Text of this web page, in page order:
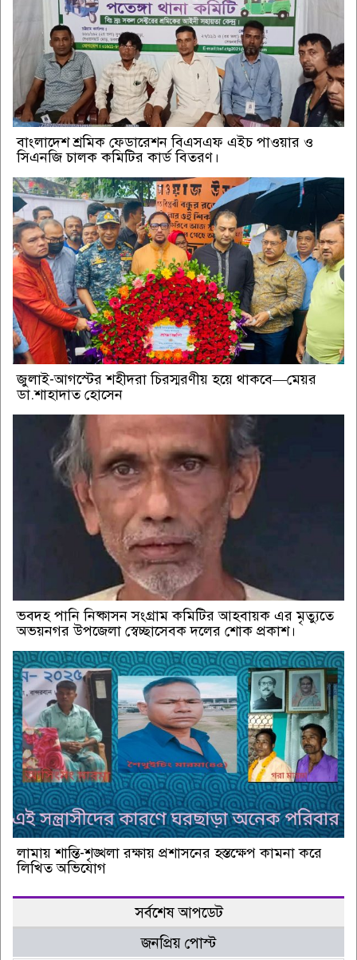
বাংলাদেশ শ্রমিক ফেডারেশন বিএসএফ এইচ পাওয়ার ও
সিএনজি চালক কমিটির কার্ড বিতরণ।
জুলাই-আগস্টের শহীদরা চিরস্মরণীয় হয়ে থাকবে—মেয়র
ডা.শাহাদাত হোসেন
ভবদহ পানি নিষ্কাসন সংগ্রাম কমিটির আহবায়ক এর মৃত্যুতে
অভয়নগর উপজেলা স্বেচ্ছাসেবক দলের শোক প্রকাশ।
লামায় শান্তি-শৃঙ্খলা রক্ষায় প্রশাসনের হস্তক্ষেপ কামনা করে
লিখিত অভিযোগ
সর্বশেষ আপডেট
জনপ্রিয় পোস্ট